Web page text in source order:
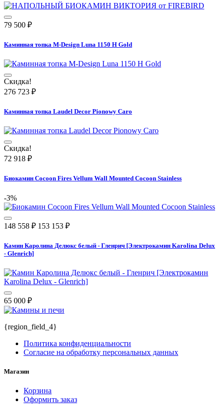
79 500 ₽
Каминная топка M-Design Luna 1150 H Gold
Скидка!
276 723 ₽
Каминная топка Laudel Decor Pionowy Caro
Скидка!
72 918 ₽
Биокамин Cocoon Fires Vellum Wall Mounted Cocoon Stainless
-3%
148 558 ₽ 153 153 ₽
Камин Каролина Делюкс белый - Гленрич [Электрокамин Karolina Delux
- Glenrich]
65 000 ₽
{region_field_4}
Политика конфиденциальности
Согласие на обработку персональных данных
Магазин
Корзина
Оформить заказ